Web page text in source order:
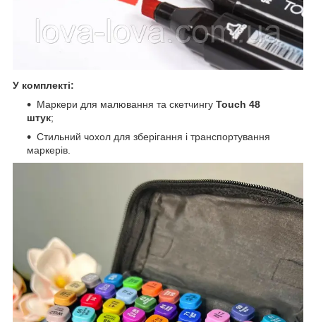
У комплекті:
Маркери для малювання та скетчингу Touch 48
штук;
Стильний чохол для зберігання і транспортування
маркерів.